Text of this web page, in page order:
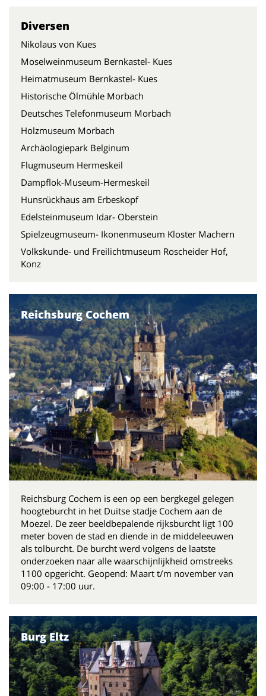
Diversen
Nikolaus von Kues
Moselweinmuseum Bernkastel- Kues
Heimatmuseum Bernkastel- Kues
Historische Ölmühle Morbach
Deutsches Telefonmuseum Morbach
Holzmuseum Morbach
Archäologiepark Belginum
Flugmuseum Hermeskeil
Dampflok-Museum-Hermeskeil
Hunsrückhaus am Erbeskopf
Edelsteinmuseum Idar- Oberstein
Spielzeugmuseum- Ikonenmuseum Kloster Machern
Volkskunde- und Freilichtmuseum Roscheider Hof,
Konz
Reichsburg Cochem
Reichsburg Cochem is een op een bergkegel gelegen
hoogteburcht in het Duitse stadje Cochem aan de
Moezel. De zeer beeldbepalende rijksburcht ligt 100
meter boven de stad en diende in de middeleeuwen
als tolburcht. De burcht werd volgens de laatste
onderzoeken naar alle waarschijnlijkheid omstreeks
1100 opgericht. Geopend: Maart t/m november van
09:00 - 17:00 uur.
Burg Eltz